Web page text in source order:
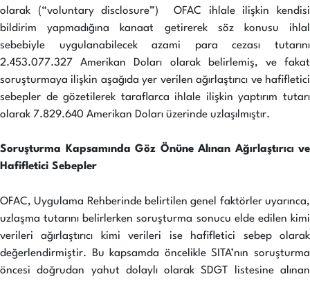
olarak (“voluntary disclosure”) OFAC ihlale ilişkin kendisi
bildirim yapmadığına kanaat getirerek söz konusu ihlal
sebebiyle uygulanabilecek azami para cezası tutarını
2.453.077.327 Amerikan Doları olarak belirlemiş, ve fakat
soruşturmaya ilişkin aşağıda yer verilen ağırlaştırıcı ve hafifletici
sebepler de gözetilerek taraflarca ihlale ilişkin yaptırım tutarı
olarak 7.829.640 Amerikan Doları üzerinde uzlaşılmıştır.
Soruşturma Kapsamında Göz Önüne Alınan Ağırlaştırıcı ve
Hafifletici Sebepler
OFAC, Uygulama Rehberinde belirtilen genel faktörler uyarınca,
uzlaşma tutarını belirlerken soruşturma sonucu elde edilen kimi
verileri ağırlaştırıcı kimi verileri ise hafifletici sebep olarak
değerlendirmiştir. Bu kapsamda öncelikle SITA’nın soruşturma
öncesi doğrudan yahut dolaylı olarak SDGT listesine alınan